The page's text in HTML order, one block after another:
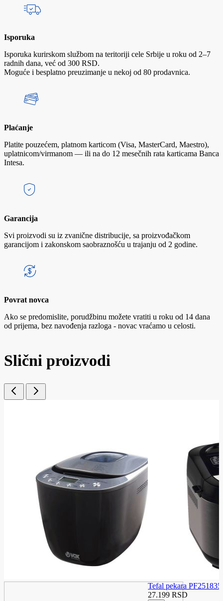
Isporuka
Isporuka kurirskom službom na teritoriji cele Srbije u roku od 2–7
radnih dana, već od 300 RSD.
Moguće i besplatno preuzimanje u nekoj od 80 prodavnica.
Plaćanje
Platite pouzećem, platnom karticom (Visa, MasterCard, Maestro),
uplatnicom/virmanom — ili na do 12 mesečnih rata karticama Banca
Intesa.
Garancija
Svi proizvodi su iz zvanične distribucije, sa proizvođačkom
garancijom i zakonskom saobraznošću u trajanju od 2 godine.
Povrat novca
Ako se predomislite, porudžbinu možete vratiti u roku od 14 dana
od prijema, bez navođenja razloga - novac vraćamo u celosti.
Slični proizvodi
Tefal pekara PF251835
27.199 RSD